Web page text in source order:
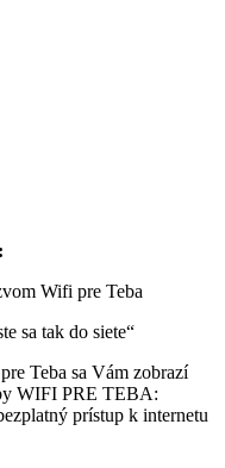
Wifi pre Teba
sa tak do siete“
Teba sa Vám zobrazí
WIFI PRE TEBA:
prístup k internetu